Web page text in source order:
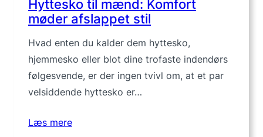
Hyttesko til mænd: Komfort
møder afslappet stil
Hvad enten du kalder dem hyttesko,
hjemmesko eller blot dine trofaste indendørs
følgesvende, er der ingen tvivl om, at et par
velsiddende hyttesko er…
Læs mere